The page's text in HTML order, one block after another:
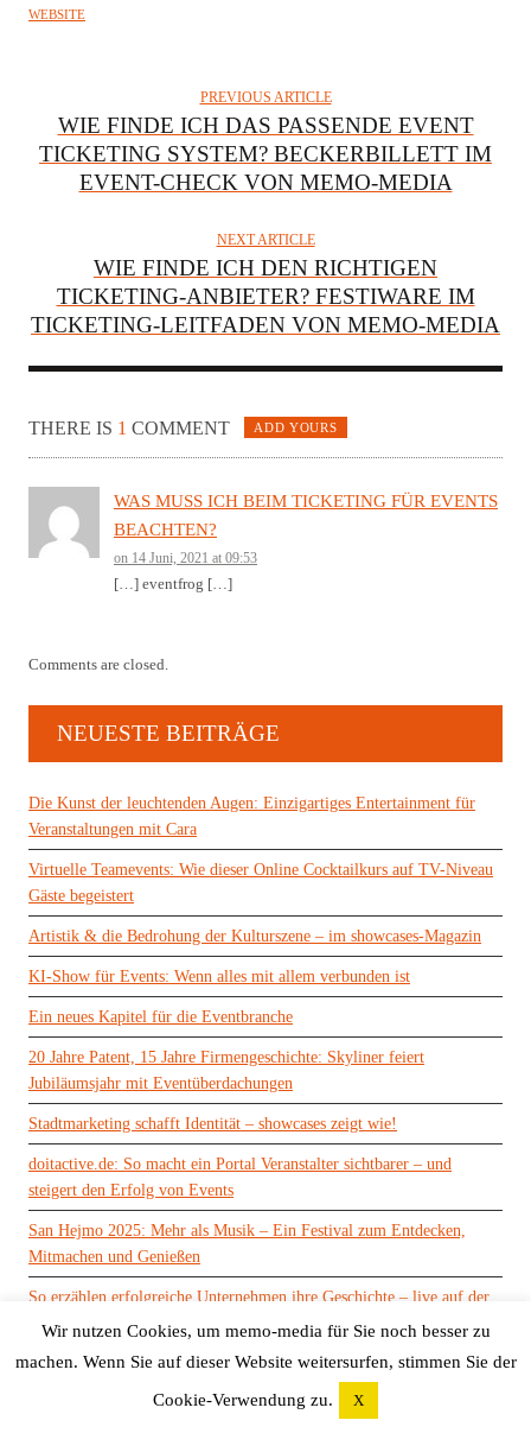
WEBSITE
PREVIOUS ARTICLE
WIE FINDE ICH DAS PASSENDE EVENT
TICKETING SYSTEM? BECKERBILLETT IM
EVENT-CHECK VON MEMO-MEDIA
NEXT ARTICLE
WIE FINDE ICH DEN RICHTIGEN
TICKETING-ANBIETER? FESTIWARE IM
TICKETING-LEITFADEN VON MEMO-MEDIA
THERE IS 1 COMMENT ADD YOURS
WAS MUSS ICH BEIM TICKETING FÜR EVENTS
BEACHTEN?
on 14 Juni, 2021 at 09:53
[…] eventfrog […]
Comments are closed.
NEUESTE BEITRÄGE
Die Kunst der leuchtenden Augen: Einzigartiges Entertainment für
Veranstaltungen mit Cara
Virtuelle Teamevents: Wie dieser Online Cocktailkurs auf TV-Niveau
Gäste begeistert
Artistik & die Bedrohung der Kulturszene – im showcases-Magazin
KI-Show für Events: Wenn alles mit allem verbunden ist
Ein neues Kapitel für die Eventbranche
20 Jahre Patent, 15 Jahre Firmengeschichte: Skyliner feiert
Jubiläumsjahr mit Eventüberdachungen
Stadtmarketing schafft Identität – showcases zeigt wie!
doitactive.de: So macht ein Portal Veranstalter sichtbarer – und
steigert den Erfolg von Events
San Hejmo 2025: Mehr als Musik – Ein Festival zum Entdecken,
Mitmachen und Genießen
So erzählen erfolgreiche Unternehmen ihre Geschichte – live auf der
Bühne
KATEGORIEN
Wir nutzen Cookies, um memo-media für Sie noch besser zu
machen. Wenn Sie auf dieser Website weitersurfen, stimmen Sie der
Cookie-Verwendung zu.
X